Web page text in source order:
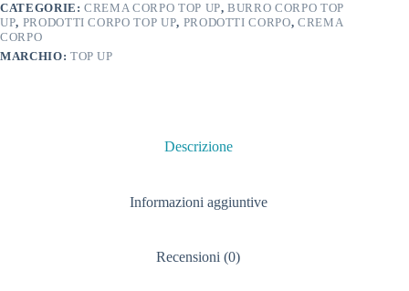
CATEGORIE:CREMA CORPO TOP UP,BURRO CORPO TOP
UP, PRODOTTI CORPO TOP UP, PRODOTTI CORPO,CREMA
CORPO
MARCHIO: TOP UP
Descrizione
Informazioni aggiuntive
Recensioni (0)